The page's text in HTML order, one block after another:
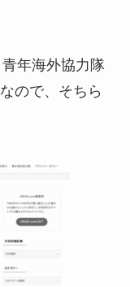
年海外協力隊
ので、そちら